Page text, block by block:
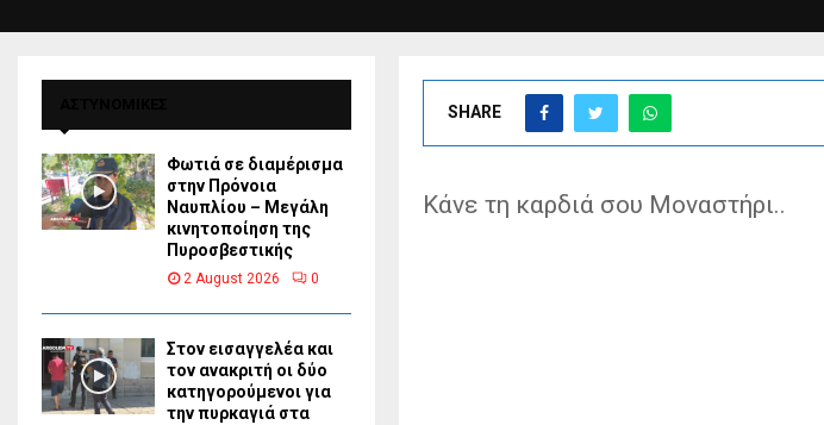
SHARE
Κάνε τη καρδιά σου Μοναστήρι..
Φωτιά σε διαμέρισμα
στην Πρόνοια
Ναυπλίου – Μεγάλη
κινητοποίηση της
Πυροσβεστικής
2 August 2026 0
Στον εισαγγελέα και
τον ανακριτή οι δύο
κατηγορούμενοι για
την πυρκαγιά στα